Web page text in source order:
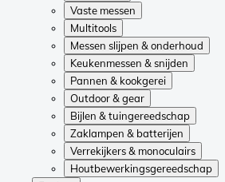
Vaste messen
Multitools
Messen slijpen & onderhoud
Keukenmessen & snijden
Pannen & kookgerei
Outdoor & gear
Bijlen & tuingereedschap
Zaklampen & batterijen
Verrekijkers & monoculairs
Houtbewerkingsgereedschap